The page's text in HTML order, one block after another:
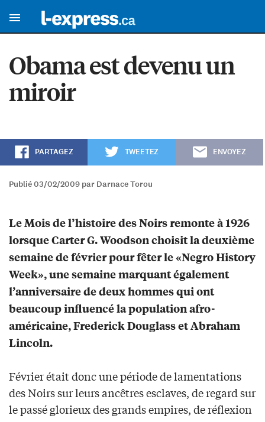
Obama est devenu un
miroir
PARTAGEZ TWEETEZ ENVOYEZ
Publié 03/02/2009 par Darnace Torou
Le Mois de l’histoire des Noirs remonte à 1926
lorsque Carter G. Woodson choisit la deuxième
semaine de février pour fêter le «Negro History
Week», une semaine marquant également
l’anniversaire de deux hommes qui ont
beaucoup influencé la population afro-
américaine, Frederick Douglass et Abraham
Lincoln.
Février était donc une période de lamentations
des Noirs sur leurs ancêtres esclaves, de regard sur
le passé glorieux des grands empires, de réflexion